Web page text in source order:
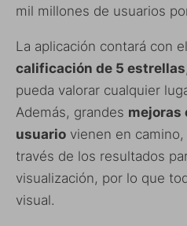
mil millones de usuarios
La aplicación contará con el
calificación de 5 estrellas
pueda valorar cualquier
Además, grandes mejoras
usuario vienen en
través de los resultados
visualización, por lo que
visual.